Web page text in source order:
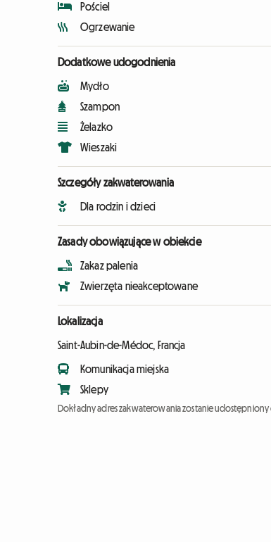
Pościel
Ogrzewanie
Dodatkowe udogodnienia
Mydło
Szampon
Żelazko
Wieszaki
Szczegóły zakwaterowania
Dla rodzin i dzieci
Zasady obowiązujące w obiekcie
Zakaz palenia
Zwierzęta nieakceptowane
Lokalizacja
Saint-Aubin-de-Médoc, Francja
Komunikacja miejska
Sklepy
Dokładny adres zakwaterowania zostanie